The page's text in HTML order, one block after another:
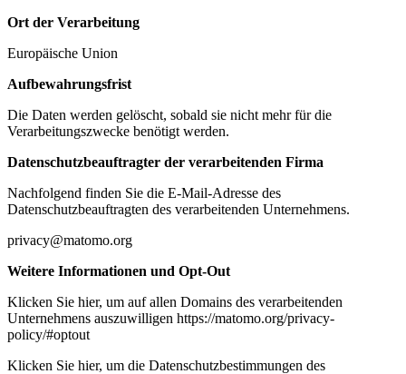
Ort der Verarbeitung
Europäische Union
Aufbewahrungsfrist
Die Daten werden gelöscht, sobald sie nicht mehr für die
Verarbeitungszwecke benötigt werden.
Datenschutzbeauftragter der verarbeitenden Firma
Nachfolgend finden Sie die E-Mail-Adresse des
Datenschutzbeauftragten des verarbeitenden Unternehmens.
privacy@matomo.org
Weitere Informationen und Opt-Out
Klicken Sie hier, um auf allen Domains des verarbeitenden
Unternehmens auszuwilligen https://matomo.org/privacy-
policy/#optout
Klicken Sie hier, um die Datenschutzbestimmungen des